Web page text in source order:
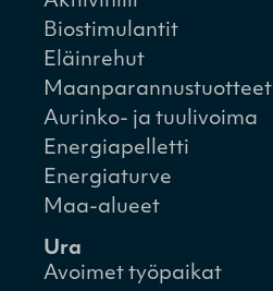
Biostimulantit
Eläinrehut
Maanparannustuotteet
Aurinko- ja tuulivoima
Energiapelletti
Energiaturve
Maa-alueet
Ura
Avoimet työpaikat